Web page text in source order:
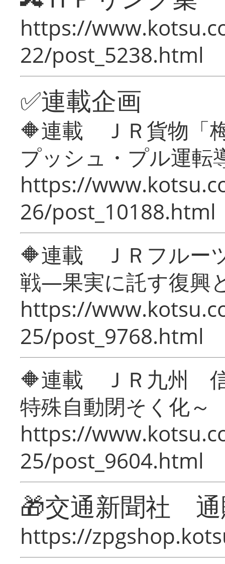
https://
22/post_5238.html
✅連載企画
🔶連載 ＪＲ貨物「
プッシュ・プル運転
https://
26/post_10188.html
🔶連載 ＪＲフルー
戦―果実に託す復興
https://
25/post_9768.html
🔶連載 ＪＲ九州 信
特殊自動閉そく化～
https://
25/post_9604.html
🎁交通新聞社
https://